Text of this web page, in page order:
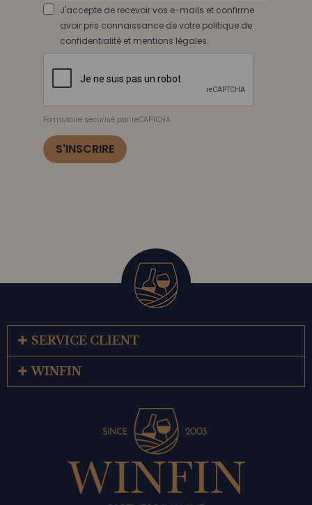
J'accepte de recevoir vos e-mails et confirme
avoir pris connaissance de votre politique de
confidentialité et mentions légales.
Formulaire sécurisé par reCAPTCHA
S'INSCRIRE
SERVICE CLIENT
WINFIN